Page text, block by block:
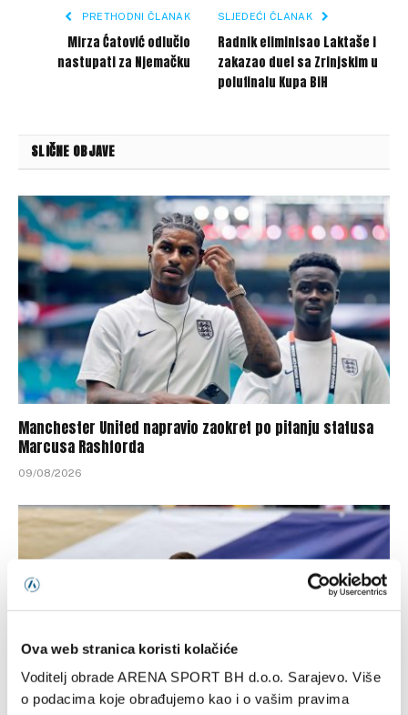
Ova web stranica koristi kolačiće
Voditelj obrade ARENA SPORT BH d.o.o. Sarajevo. Više
o podacima koje obrađujemo kao i o vašim pravima
PRETHODNI ČLANAK
Mirza Ćatović odlučio
nastupati za Njemačku
SLJEDEĆI ČLANAK
Radnik eliminisao Laktaše i
zakazao duel sa Zrinjskim u
polufinalu Kupa BiH
SLIČNE OBJAVE
Manchester United napravio zaokret po pitanju statusa
Marcusa Rashforda
09/08/2026